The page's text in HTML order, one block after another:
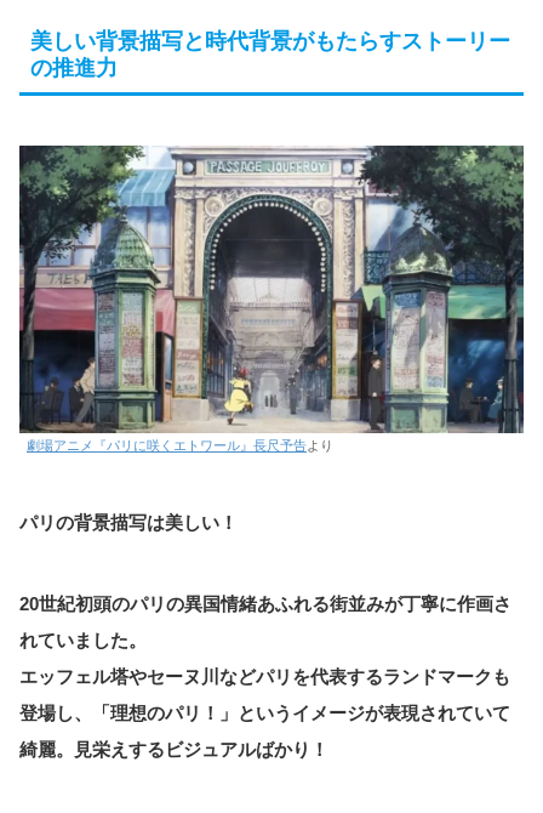
美しい背景描写と時代背景がもたらすストーリー
の推進力
劇場アニメ『パリに咲くエトワール』長尺予告より
パリの背景描写は美しい！
20世紀初頭のパリの異国情緒あふれる街並みが丁寧に作画さ
れていました。
エッフェル塔やセーヌ川などパリを代表するランドマークも
登場し、「理想のパリ！」というイメージが表現されていて
綺麗。見栄えするビジュアルばかり！